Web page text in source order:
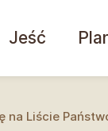
Jeść
na Liście